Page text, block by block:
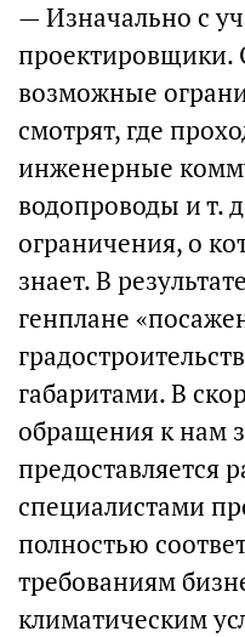
— Изначально с
возможные
смотрят, где
инженерные
водопроводы и т.
ограничения, о
знает. В
генплане
габаритами. В
обращения к нам
предоставляется
специалистами
полностью
требованиям
климатическим